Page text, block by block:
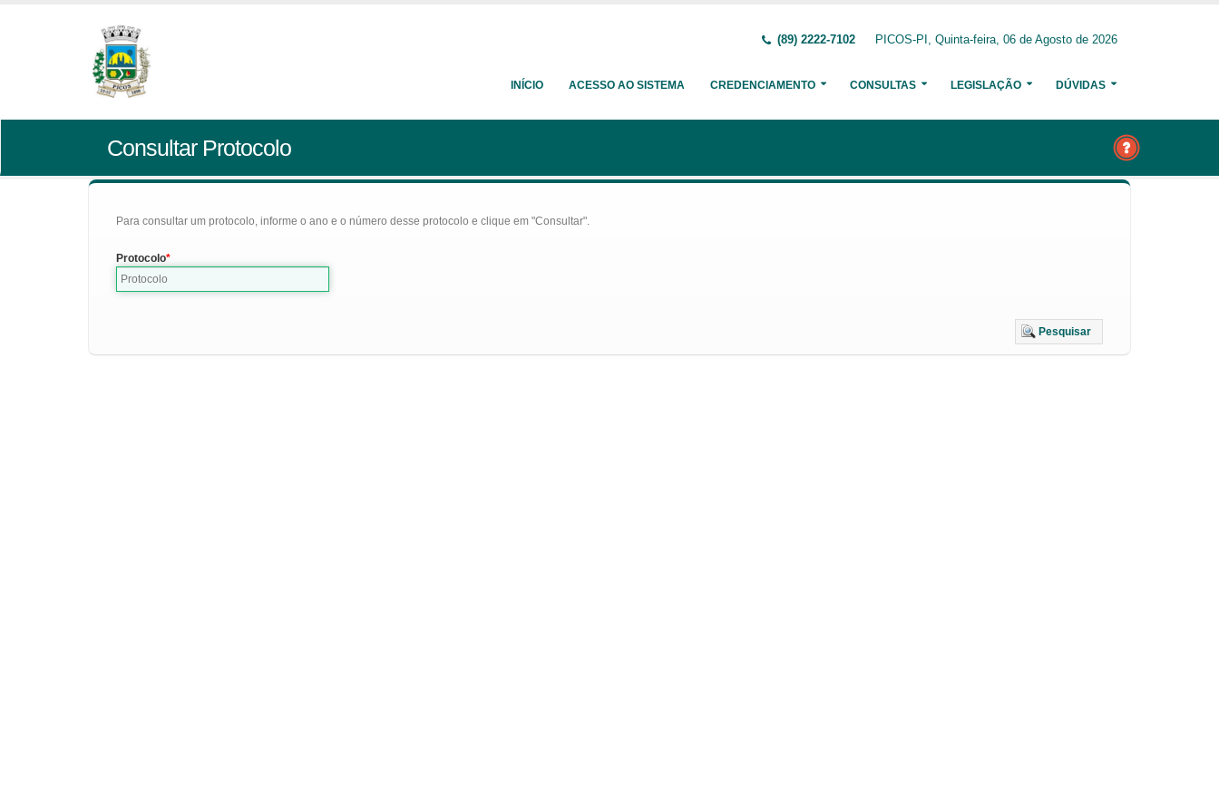
(89) 2222-7102 PICOS-PI, Quinta-feira, 06 de Agosto de 2026
INÍCIO ACESSO AO SISTEMA CREDENCIAMENTO CONSULTAS LEGISLAÇÃO DÚVIDAS
Consultar Protocolo
Para consultar um protocolo, informe o ano e o número desse protocolo e clique em "Consultar".
Protocolo
Pesquisar